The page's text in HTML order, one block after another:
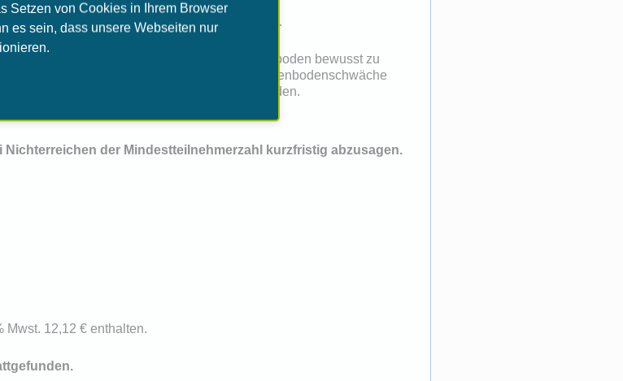
Setzen von Cookies in Ihrem Browser
es sein, dass unsere Webseiten nur
er seine Funktion nicht mehr richtig ausüben.
des Beckenbodens zu erreichen, den Beckenboden bewusst zu
nachhaltig zu kräftigen. Allgemeiner Beckenbodenschwäche
werden verbessert oder sogar vermieden.
der Mindestteilnehmerzahl kurzfristig abzusagen.
Mwst. 12,12 € enthalten.